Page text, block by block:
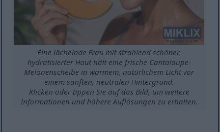
Eine lächelnde Frau mit strahlend schöner,
hydratisierter Haut hält eine frische Cantaloupe-
Melonenscheibe in warmem, natürlichem Licht vor
einem sanften, neutralen Hintergrund.
Klicken oder tippen Sie auf das Bild, um weitere
Informationen und höhere Auflösungen zu erhalten.